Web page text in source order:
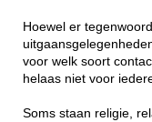
Hoewel er
voor welk soort
helaas niet voor
Soms staan religie,